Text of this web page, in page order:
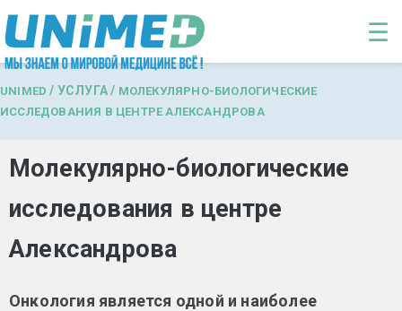
Перейти к основному содержанию
☰
UNIMED / УСЛУГА / МОЛЕКУЛЯРНО-БИОЛОГИЧЕСКИЕ
ИССЛЕДОВАНИЯ В ЦЕНТРЕ АЛЕКСАНДРОВА
Молекулярно-биологические
исследования в центре
Александрова
Онкология является одной и наиболее